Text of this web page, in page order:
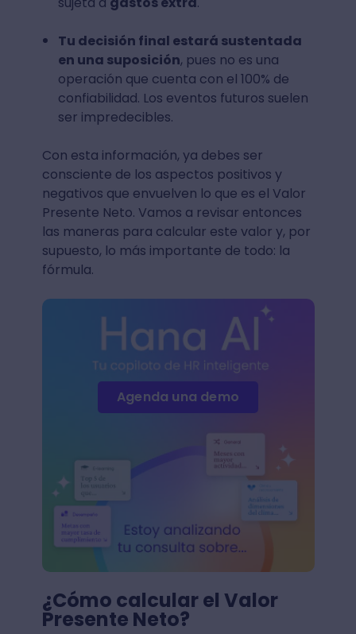
Tu decisión final estará sustentada
en una suposición, pues no es una
operación que cuenta con el 100% de
confiabilidad. Los eventos futuros suelen
ser impredecibles.
Con esta información, ya debes ser
consciente de los aspectos positivos y
negativos que envuelven lo que es el Valor
Presente Neto. Vamos a revisar entonces
las maneras para calcular este valor y, por
supuesto, lo más importante de todo: la
fórmula.
Agenda una demo
¿Cómo calcular el Valor
Presente Neto?